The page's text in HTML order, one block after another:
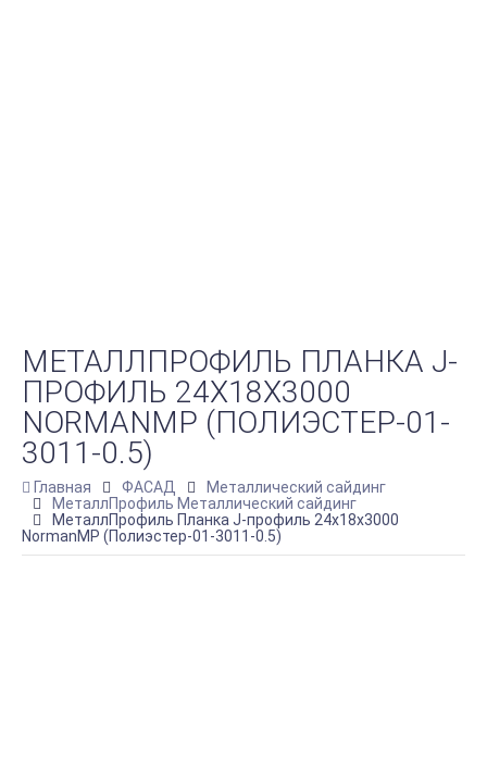
МЕТАЛЛПРОФИЛЬ ПЛАНКА J-
ПРОФИЛЬ 24Х18Х3000
NORMANMP (ПОЛИЭСТЕР-01-
3011-0.5)
Главная ФАСАД
Металлический сайдинг
МеталлПрофиль Металлический сайдинг
МеталлПрофиль Планка J-профиль 24х18х3000
NormanMP (Полиэстер-01-3011-0.5)